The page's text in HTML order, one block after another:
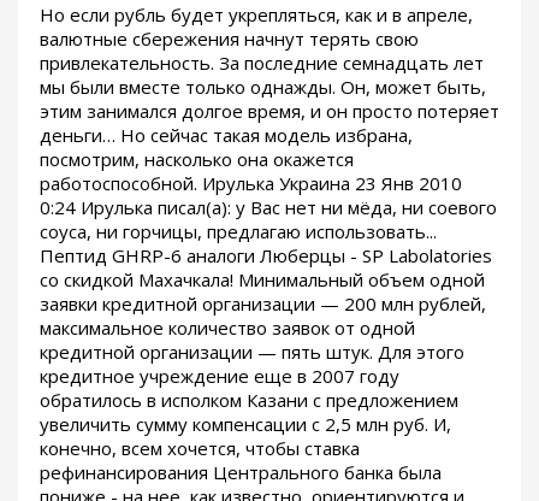
Но если рубль будет укрепляться, как и в апреле,
валютные сбережения начнут терять свою
привлекательность. За последние семнадцать лет
мы были вместе только однажды. Он, может быть,
этим занимался долгое время, и он просто потеряет
деньги… Но сейчас такая модель избрана,
посмотрим, насколько она окажется
работоспособной. Ирулька Украина 23 Янв 2010
0:24 Ирулька писал(а): у Вас нет ни мёда, ни соевого
соуса, ни горчицы, предлагаю использовать...
Пептид GHRP-6 аналоги Люберцы - SP Labolatories
со скидкой Махачкала! Минимальный объем одной
заявки кредитной организации — 200 млн рублей,
максимальное количество заявок от одной
кредитной организации — пять штук. Для этого
кредитное учреждение еще в 2007 году
обратилось в исполком Казани с предложением
увеличить сумму компенсации с 2,5 млн руб. И,
конечно, всем хочется, чтобы ставка
рефинансирования Центрального банка была
пониже - на нее, как известно, ориентируются и